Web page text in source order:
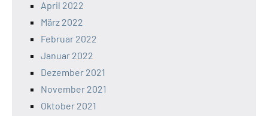
April 2022
März 2022
Februar 2022
Januar 2022
Dezember 2021
November 2021
Oktober 2021